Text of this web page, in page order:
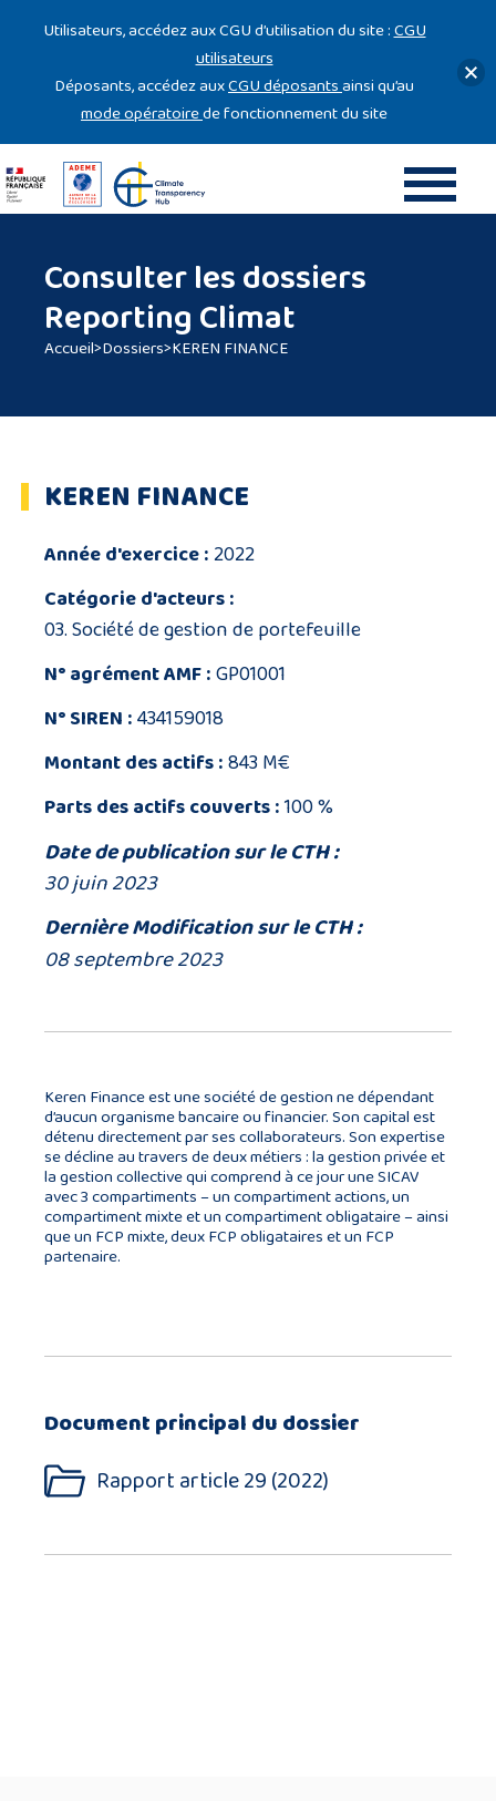
Consulter les dossiers
Reporting Climat
Accueil>Dossiers>KEREN FINANCE
KEREN FINANCE
Année d'exercice :2022
Catégorie d'acteurs :
03. Société de gestion de portefeuille
N° agrément AMF :GP01001
N° SIREN :434159018
Montant des actifs :843 M€
Parts des actifs couverts :100 %
Date de publication sur le CTH :
30 juin 2023
Dernière Modification sur le CTH :
08 septembre 2023
Keren Finance est une société de gestion ne dépendant
d’aucun organisme bancaire ou financier. Son capital est
détenu directement par ses collaborateurs. Son expertise
se décline au travers de deux métiers : la gestion privée et
la gestion collective qui comprend à ce jour une SICAV
avec 3 compartiments – un compartiment actions, un
compartiment mixte et un compartiment obligataire – ainsi
que un FCP mixte, deux FCP obligataires et un FCP
partenaire.
Document principal du dossier
Rapport article 29 (2022)
Utilisateurs, accédez aux CGU d’utilisation du site :CGU
utilisateurs
Déposants, accédez auxCGU déposantsainsi qu’au
mode opératoirede fonctionnement du site